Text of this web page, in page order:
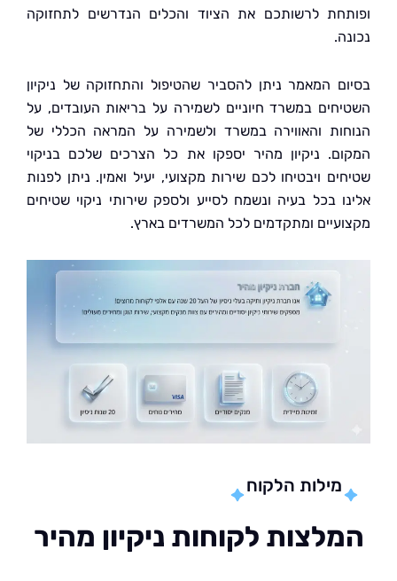
לרשותכם את הציוד והכלים הנדרשים לתחזוקה
המאמר ניתן להסביר שהטיפול והתחזוקה של ניקיון
במשרד חיוניים לשמירה על בריאות העובדים, על
והאווירה במשרד ולשמירה על המראה הכללי של
ניקיון מהיר יספקו את כל הצרכים שלכם בניקוי
ויבטיחו לכם שירות מקצועי, יעיל ואמין. ניתן לפנות
בכל בעיה ונשמח לסייע ולספק שירותי ניקוי שטיחים
ומתקדמים לכל המשרדים בארץ.
מילות הלקוח
לקוחות ניקיון מהיר